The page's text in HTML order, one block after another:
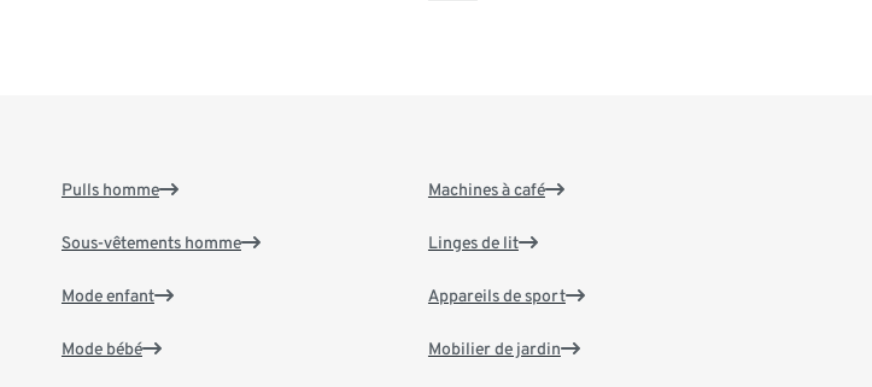
Pulls homme
Sous-vêtements homme
Mode enfant
Mode bébé
Machines à café
Linges de lit
Appareils de sport
Mobilier de jardin